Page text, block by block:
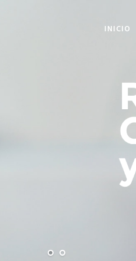
INICIO